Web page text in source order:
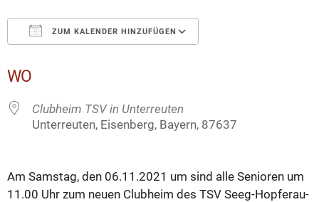
ZUM KALENDER HINZUFÜGEN
WO
Clubheim TSV in Unterreuten
Unterreuten, Eisenberg, Bayern, 87637
Am Samstag, den 06.11.2021 um sind alle Senioren um
11.00 Uhr zum neuen Clubheim des TSV Seeg-Hopferau-